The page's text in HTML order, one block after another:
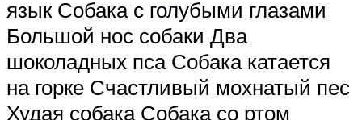
язык Собака с голубыми глазами
Большой нос собаки Два
шоколадных пса Собака катается
на горке Счастливый мохнатый пес
Худая собака Собака со ртом